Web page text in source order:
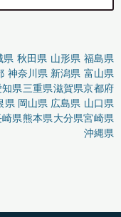
県 秋田県 山形県 福島県
神奈川県 新潟県 富山県
知県三重県滋賀県京都府
県 岡山県 広島県 山口県
崎県熊本県大分県宮崎県
沖縄県